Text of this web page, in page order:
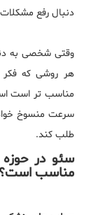
دنبال رفع
وقتی شخصی به
هر روشی که فکر
مناسب تر است
سرعت منسوخ
طلب کند.
سئو در
مناسب است؟